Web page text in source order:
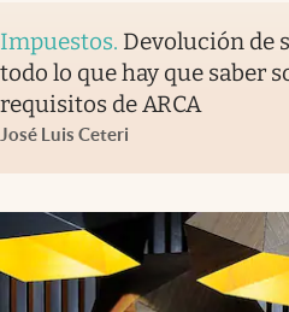
Impuestos. Devolución de
todo lo que hay que saber
requisitos de ARCA
José Luis Ceteri